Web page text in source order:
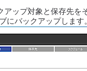
アップ対象と保存先を
にバックアップします